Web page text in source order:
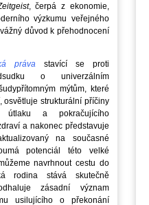
, čerpá z ekonomie,
výzkumu veřejného
důvod k přehodnocení
práva stavící se proti
o univerzálním
mýtům, které
osvětluje strukturální příčiny
útlaku a pokračujícího
a nakonec představuje
na současné
potenciál této velké
navrhnout cestu do
rodina stává skutečně
zásadní význam
usilujícího o překonání